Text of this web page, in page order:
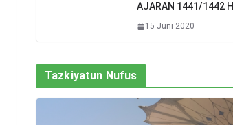
AJARAN 1441/1442 H
15 Juni 2020
Tazkiyatun Nufus